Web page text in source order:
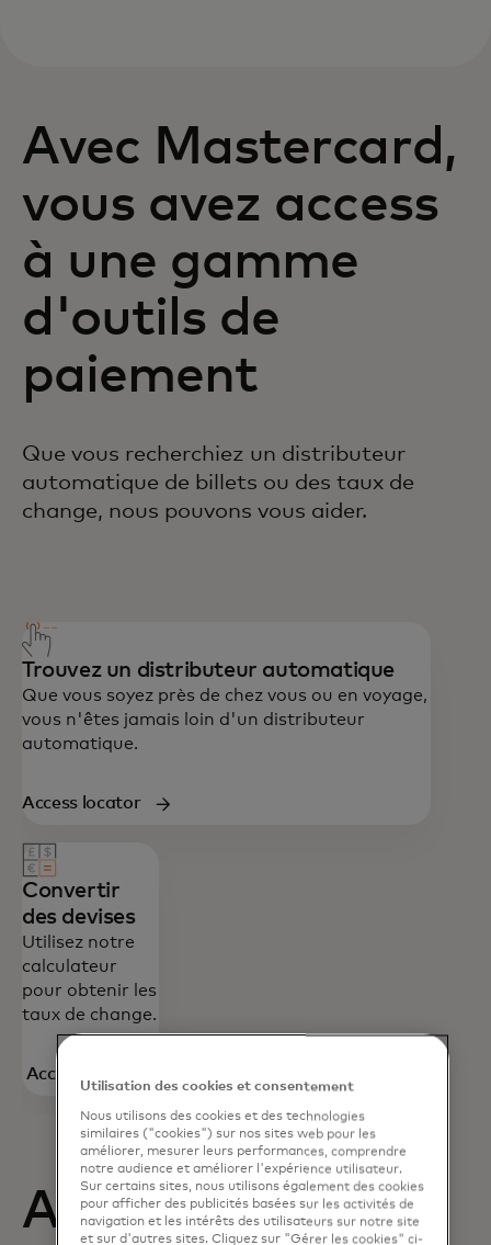
Avec Mastercard,
vous avez access
à une gamme
d'outils de
paiement
Que vous recherchiez un distributeur
automatique de billets ou des taux de
change, nous pouvons vous aider.
Trouvez un distributeur automatique
Que vous soyez près de chez vous ou en voyage,
vous n'êtes jamais loin d'un distributeur
automatique.
Access locator
Convertir
des devises
Utilisez notre
calculateur
pour obtenir les
taux de change.
Accéder à
calculatrice
Avantages de la
Utilisation des cookies et consentement
Nous utilisons des cookies et des technologies
similaires ("cookies") sur nos sites web pour les
améliorer, mesurer leurs performances, comprendre
notre audience et améliorer l'expérience utilisateur.
Sur certains sites, nous utilisons également des cookies
pour afficher des publicités basées sur les activités de
navigation et les intérêts des utilisateurs sur notre site
et sur d'autres sites. Cliquez sur "Gérer les cookies" ci-